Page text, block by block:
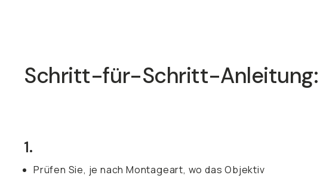
Schritt-für-Schritt-Anleitung:
1.
Prüfen Sie, je nach Montageart, wo das Objektiv